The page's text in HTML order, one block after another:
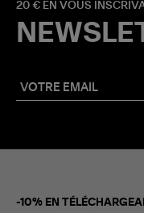
20 € EN VOUS
-10% EN